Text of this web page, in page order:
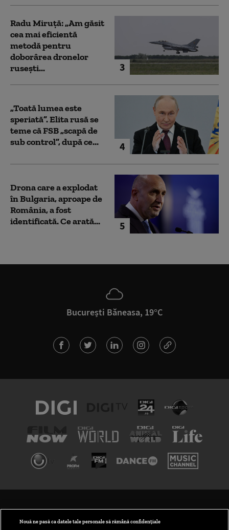
3
Radu Miruță: „Am găsit
cea mai eficientă
metodă pentru
doborârea dronelor
rusești...
4
„Toată lumea este
speriată”. Elita rusă se
teme că FSB „scapă de
sub control”, după ce...
5
Drona care a explodat
în Bulgaria, aproape de
România, a fost
identificată. Ce arată...
București Băneasa, 19°C
Nouă ne pasă ca datele tale personale să rămână confidențiale